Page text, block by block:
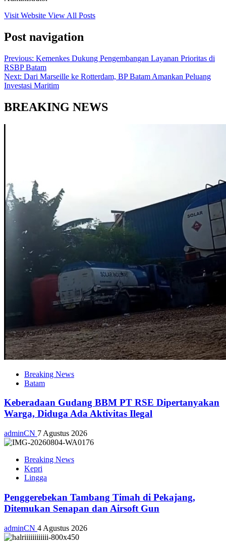
Visit Website View All Posts
Post navigation
Previous: Kemenkes Dukung Pengembangan Layanan Prioritas di
RSBP Batam
Next: Dari Marseille ke Rotterdam, BP Batam Amankan Peluang
Investasi Maritim
BREAKING NEWS
Breaking News
Batam
Keberadaan Gudang BBM PT RSE Dipertanyakan
Warga, Diduga Ada Aktivitas Ilegal
adminCN 7 Agustus 2026
Breaking News
Kepri
Lingga
Penggerebekan Tambang Timah di Pekajang,
Ditemukan Senapan dan Airsoft Gun
adminCN 4 Agustus 2026